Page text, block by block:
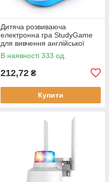
Дитяча розвиваюча
електронна гра StudyGame
для вивчення англійської
мови · Інтерактивний
комп'ютер для дитини
В наявності 333 од.
212,72 ₴
Купити